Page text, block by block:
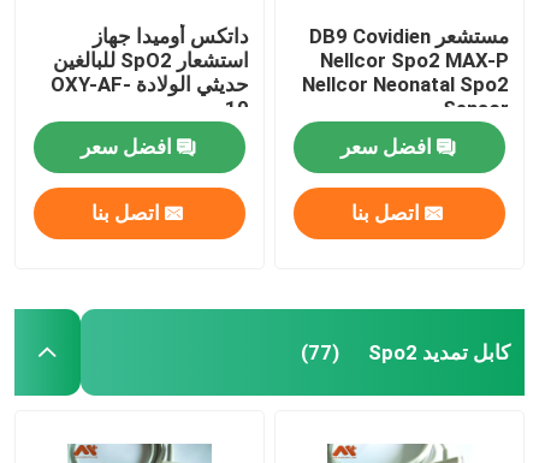
مستشعر DB9 Covidien
Nellcor Spo2 MAX-P
Nellcor Neonatal Spo2
Sensor
افضل سعر
اتصل بنا
داتكس أوميدا جهاز
استشعار SpO2 للبالغين
حديثي الولادة OXY-AF-
10
افضل سعر
اتصل بنا
كابل تمديد Spo2 (77)